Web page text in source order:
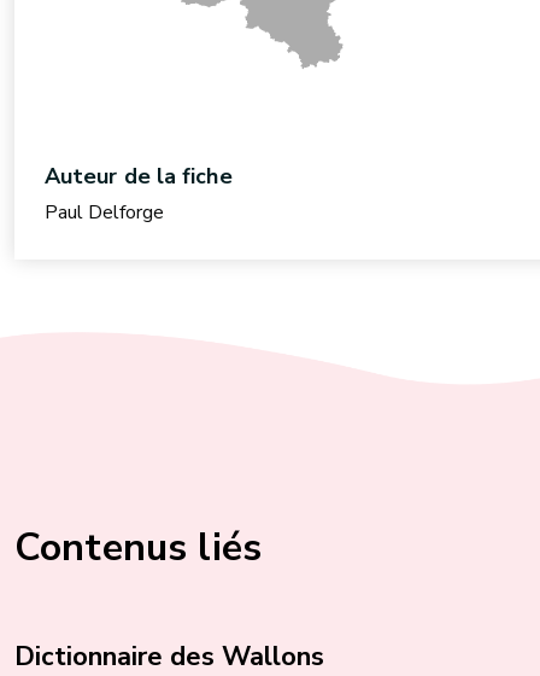
Auteur de la fiche
Paul Delforge
Contenus liés
Dictionnaire des Wallons